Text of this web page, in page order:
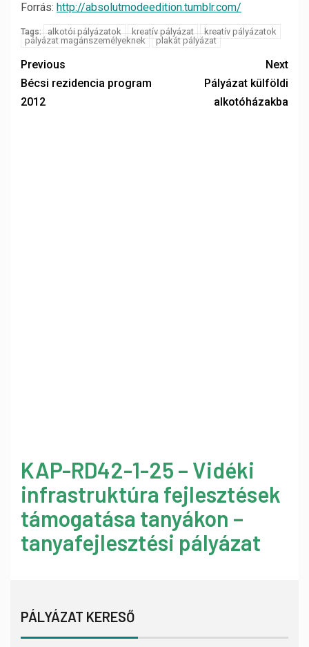
Forrás: http://absolutmodeedition.tumblr.com/
Tags: alkotói pályázatok kreatív pályázat
kreatív pályázatok
pályázat magánszemélyeknek
plakát pályázat
Previous
Bécsi rezidencia program
2012
Next
Pályázat külföldi
alkotóházakba
KAP-RD42-1-25 – Vidéki
infrastruktúra fejlesztések
támogatása tanyákon –
tanyafejlesztési pályázat
PÁLYÁZAT KERESŐ